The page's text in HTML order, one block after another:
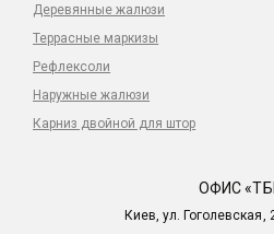
Деревянные жалюзи
Террасные маркизы
Рефлексоли
Наружные жалюзи
Карниз двойной для штор
ОФИС
Киев, ул. Гоголевская,